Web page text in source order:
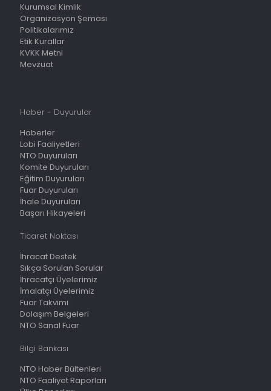
Kurumsal Kimlik
Organizasyon Şeması
Politikalarımız
Etik Kurallar
KVKK Metni
Mevzuat
Haber - Duyurular
Haberler
Lobi Faaliyetleri
NTO Duyuruları
Komite Duyuruları
Eğitim Duyuruları
Fuar Duyuruları
İhale Duyuruları
Başarı Hikayeleri
Ticaret Noktası
İhracat Destek
Sıkça Sorulan Sorular
İhracatçı Üyelerimiz
İmalatçı Üyelerimiz
Fuar Takvimi
Dolaşım Belgeleri
NTO Sanal Fuar
Bilgi Bankası
NTO Haber Bültenleri
NTO Faaliyet Raporları